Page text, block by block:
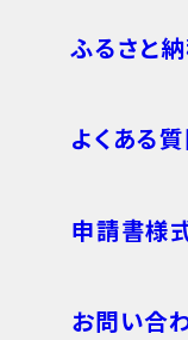
ふるさと
よくある
申請書様
お問い合